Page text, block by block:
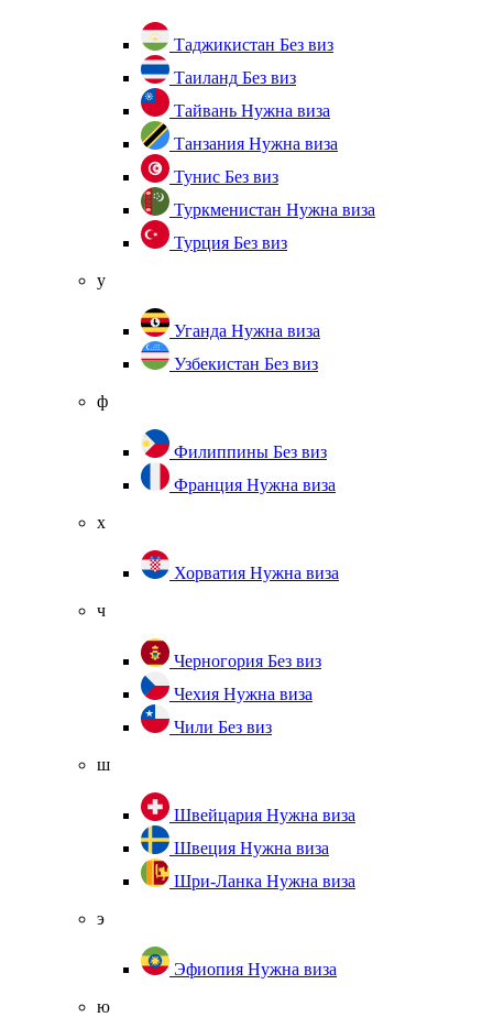
Таджикистан Без виз
Таиланд Без виз
Тайвань Нужна виза
Танзания Нужна виза
Тунис Без виз
Туркменистан Нужна виза
Турция Без виз
у
Уганда Нужна виза
Узбекистан Без виз
ф
Филиппины Без виз
Франция Нужна виза
х
Хорватия Нужна виза
ч
Черногория Без виз
Чехия Нужна виза
Чили Без виз
ш
Швейцария Нужна виза
Швеция Нужна виза
Шри-Ланка Нужна виза
э
Эфиопия Нужна виза
ю